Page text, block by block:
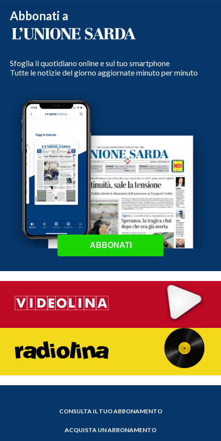
Abbonati a
Sfoglia il quotidiano online e sul tuo smartphone
Tutte le notizie del giorno aggiornate minuto per minuto
ABBONATI
CONSULTA IL TUO ABBONAMENTO
ACQUISTA UN ABBONAMENTO